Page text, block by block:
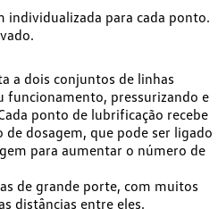
individualizada para cada ponto.
a dois conjuntos de linhas
funcionamento, pressurizando e
ponto de lubrificação recebe
dosagem, que pode ser ligado
para aumentar o número de
de grande porte, com muitos
distâncias entre eles.